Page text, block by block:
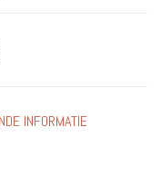
INFORMATIE